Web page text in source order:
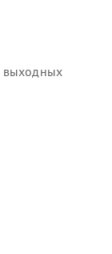
выходных